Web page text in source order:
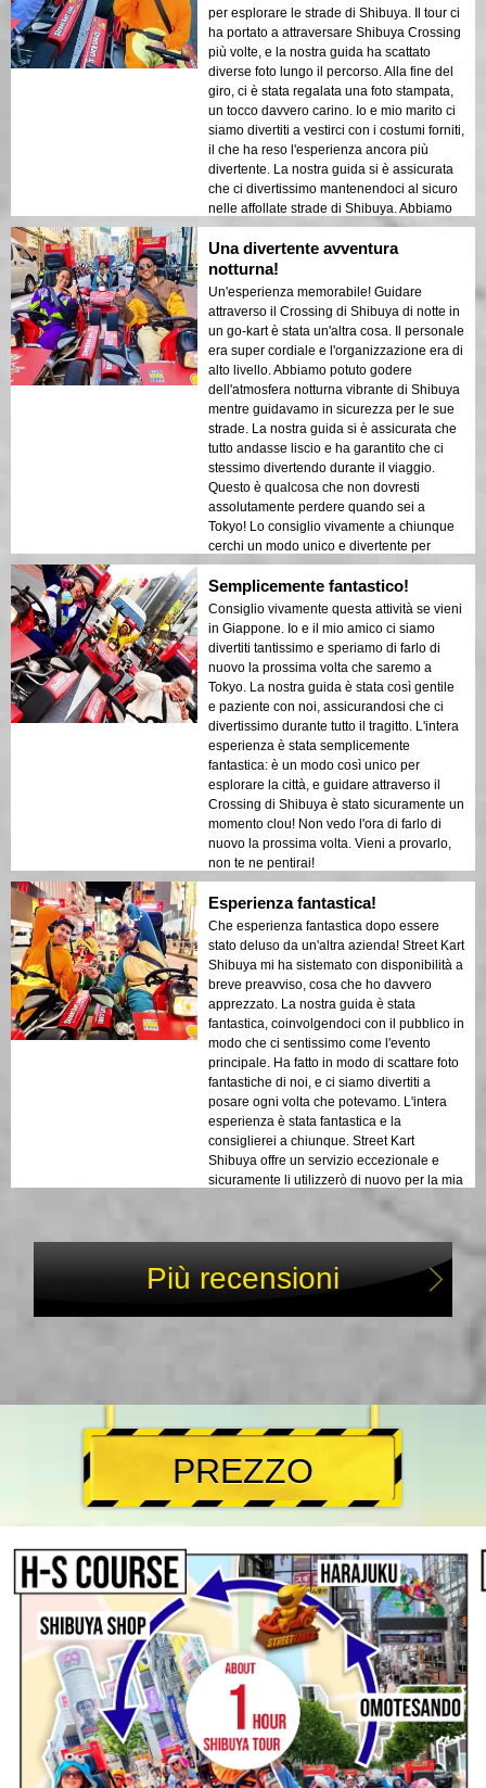
per esplorare le strade di Shibuya. Il tour ci
ha portato a attraversare Shibuya Crossing
più volte, e la nostra guida ha scattato
diverse foto lungo il percorso. Alla fine del
giro, ci è stata regalata una foto stampata,
un tocco davvero carino. Io e mio marito ci
siamo divertiti a vestirci con i costumi forniti,
il che ha reso l'esperienza ancora più
divertente. La nostra guida si è assicurata
che ci divertissimo mantenendoci al sicuro
nelle affollate strade di Shibuya. Abbiamo
apprezzato ogni minuto di questo giro, ed è
stato il modo perfetto per esplorare uno dei
luoghi più iconici di Tokyo. Un
ringraziamento speciale a tutto il team di
Street Kart Shibuya per aver reso questa
esperienza così memorabile!
Una divertente avventura
notturna!
Un'esperienza memorabile! Guidare
attraverso il Crossing di Shibuya di notte in
un go-kart è stata un'altra cosa. Il personale
era super cordiale e l'organizzazione era di
alto livello. Abbiamo potuto godere
dell'atmosfera notturna vibrante di Shibuya
mentre guidavamo in sicurezza per le sue
strade. La nostra guida si è assicurata che
tutto andasse liscio e ha garantito che ci
stessimo divertendo durante il viaggio.
Questo è qualcosa che non dovresti
assolutamente perdere quando sei a
Tokyo! Lo consiglio vivamente a chiunque
cerchi un modo unico e divertente per
esplorare la città.
Semplicemente fantastico!
Consiglio vivamente questa attività se vieni
in Giappone. Io e il mio amico ci siamo
divertiti tantissimo e speriamo di farlo di
nuovo la prossima volta che saremo a
Tokyo. La nostra guida è stata così gentile
e paziente con noi, assicurandosi che ci
divertissimo durante tutto il tragitto. L'intera
esperienza è stata semplicemente
fantastica: è un modo così unico per
esplorare la città, e guidare attraverso il
Crossing di Shibuya è stato sicuramente un
momento clou! Non vedo l'ora di farlo di
nuovo la prossima volta. Vieni a provarlo,
non te ne pentirai!
Esperienza fantastica!
Che esperienza fantastica dopo essere
stato deluso da un'altra azienda! Street Kart
Shibuya mi ha sistemato con disponibilità a
breve preavviso, cosa che ho davvero
apprezzato. La nostra guida è stata
fantastica, coinvolgendoci con il pubblico in
modo che ci sentissimo come l'evento
principale. Ha fatto in modo di scattare foto
fantastiche di noi, e ci siamo divertiti a
posare ogni volta che potevamo. L'intera
esperienza è stata fantastica e la
consiglierei a chiunque. Street Kart
Shibuya offre un servizio eccezionale e
sicuramente li utilizzerò di nuovo per la mia
Più recensioni
PREZZO